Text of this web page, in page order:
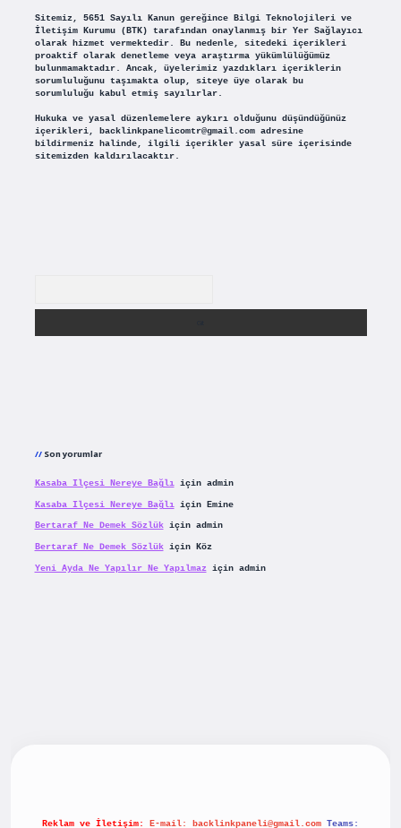
Sitemiz, 5651 Sayılı Kanun gereğince Bilgi Teknolojileri ve
İletişim Kurumu (BTK) tarafından onaylanmış bir Yer Sağlayıcı
olarak hizmet vermektedir. Bu nedenle, sitedeki içerikleri
proaktif olarak denetleme veya araştırma yükümlülüğümüz
bulunmamaktadır. Ancak, üyelerimiz yazdıkları içeriklerin
sorumluluğunu taşımakta olup, siteye üye olarak bu
sorumluluğu kabul etmiş sayılırlar.
Hukuka ve yasal düzenlemelere aykırı olduğunu düşündüğünüz
içerikleri, backlinkpanelicomtr@gmail.comadresine
bildirmeniz halinde, ilgili içerikler yasal süre içerisinde
sitemizden kaldırılacaktır.
Son yorumlar
Kasaba Ilçesi Nereye Bağlıiçin admin
Kasaba Ilçesi Nereye Bağlıiçin Emine
Bertaraf Ne Demek Sözlükiçin admin
Bertaraf Ne Demek Sözlükiçin Köz
Yeni Ayda Ne Yapılır Ne Yapılmaziçin admin
Reklam ve İletişim: E-mail: backlinkpaneli@gmail.com Teams: